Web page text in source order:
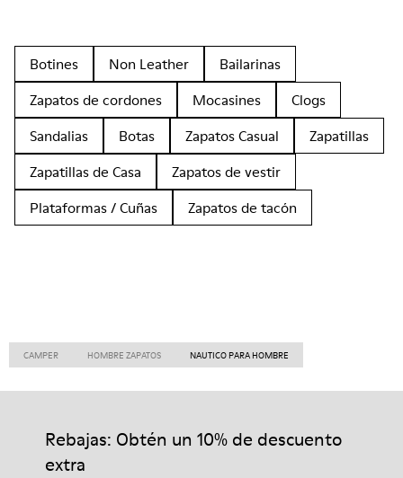
Botines Non Leather
Bailarinas
Zapatos de cordones
Mocasines
Clogs
Sandalias
Botas Zapatos Casual
Zapatillas
Zapatillas de Casa
Zapatos de vestir
Plataformas / Cuñas
Zapatos de tacón
CAMPER HOMBRE ZAPATOS NAUTICO PARA HOMBRE
Rebajas: Obtén un 10% de descuento
extra